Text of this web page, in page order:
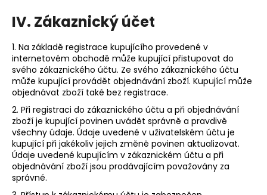
IV. Zákaznický účet
1. Na základě registrace kupujícího provedené v
internetovém obchodě může kupující přistupovat do
svého zákaznického účtu. Ze svého zákaznického účtu
může kupující provádět objednávání zboží. Kupující může
objednávat zboží také bez registrace.
2. Při registraci do zákaznického účtu a při objednávání
zboží je kupující povinen uvádět správně a pravdivě
všechny údaje. Údaje uvedené v uživatelském účtu je
kupující při jakékoliv jejich změně povinen aktualizovat.
Údaje uvedené kupujícím v zákaznickém účtu a při
objednávání zboží jsou prodávajícím považovány za
správné.